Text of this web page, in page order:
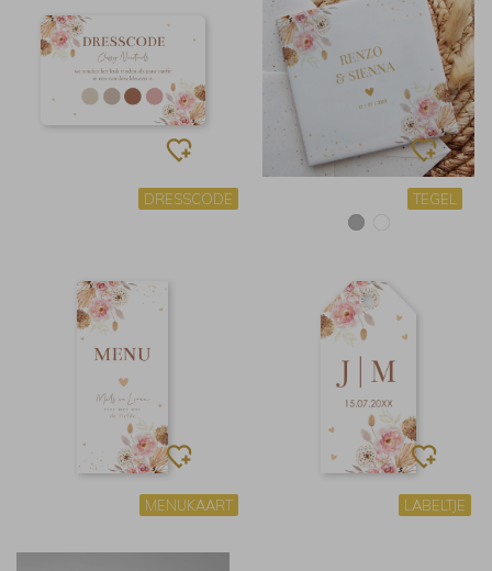
DRESSCODE TEGEL
MENUKAART LABELTJE